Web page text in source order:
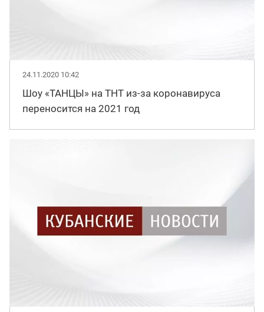
24.11.2020 10:42
Шоу «ТАНЦЫ» на ТНТ из-за коронавируса
переносится на 2021 год